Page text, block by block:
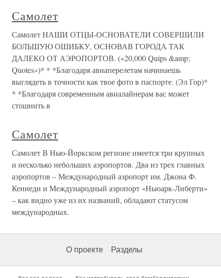
Самолет
Самолет НАШИ ОТЦЫ-ОСНОВАТЕЛИ СОВЕРШИЛИ
БОЛЬШУЮ ОШИБКУ, ОСНОВАВ ГОРОДА ТАК
ДАЛЕКО ОТ АЭРОПОРТОВ. («20,000 Quips &amp;
Quotes»)* * *Благодаря авиаперелетам начинаешь
выглядеть в точности как твое фото в паспорте. (Эл Гор)*
* *Благодаря современным авиалайнерам вас может
стошнить в
Самолет
Самолет В Нью-Йоркском регионе имеется три крупных
и несколько небольших аэропортов. Два из трех главных
аэропортов – Международный аэропорт им. Джона Ф.
Кеннеди и Международный аэропорт «Ньюарк-Либерти»
– как видно уже из их названий, обладают статусом
международных.
О проекте Разделы